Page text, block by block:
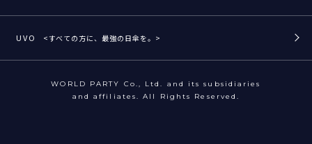
UVO <すべての方に、最強の日傘を。>
WORLD PARTY Co., Ltd. and its subsidiaries
and affiliates. All Rights Reserved.